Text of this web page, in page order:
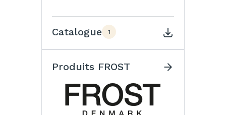
Catalogue 1
Produits FROST